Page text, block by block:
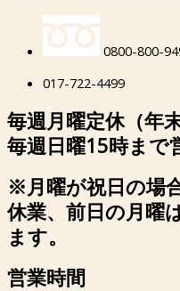
0800-800-
017-722-4499
毎週月曜定休（年
毎週日曜15時まで
※月曜が祝日の場
休業、前日の月曜
ます。
営業時間